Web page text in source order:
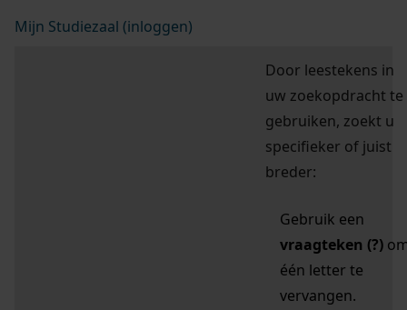
Mijn Studiezaal (inloggen)
Door leestekens in
uw zoekopdracht te
gebruiken, zoekt u
specifieker of juist
breder:
Gebruik een
vraagteken (?)
één letter te
vervangen.